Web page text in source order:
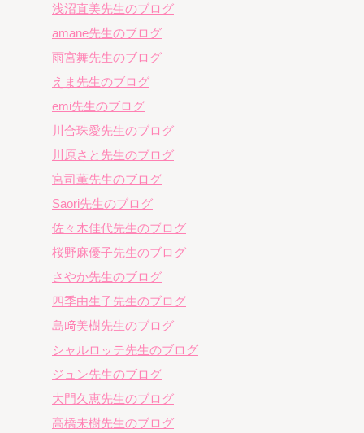
浅沼直美先生のブログ
amane先生のブログ
雨宮舞先生のブログ
えま先生のブログ
emi先生のブログ
川合珠愛先生のブログ
川原さと先生のブログ
宮司薫先生のブログ
Saori先生のブログ
佐々木佳代先生のブログ
桜野麻優子先生のブログ
さやか先生のブログ
四季由生子先生のブログ
島﨑美樹先生のブログ
シャルロッテ先生のブログ
ジュン先生のブログ
大門久恵先生のブログ
高橋未樹先生のブログ